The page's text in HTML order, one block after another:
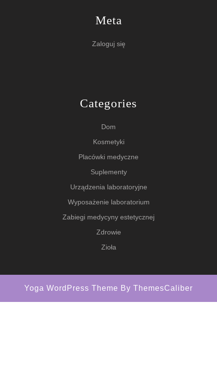
Meta
Zaloguj się
Categories
Dom
Kosmetyki
Placówki medyczne
Suplementy
Urządzenia laboratoryjne
Wyposażenie laboratorium
Zabiegi medycyny estetycznej
Zdrowie
Zioła
Yoga WordPress Theme By ThemesCaliber